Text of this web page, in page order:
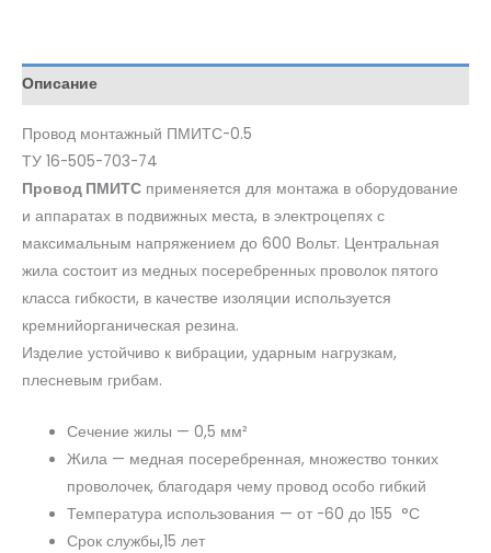
Описание
Провод монтажный ПМИТС-0.5
ТУ 16-505-703-74
Провод ПМИТС применяется для монтажа в оборудование
и аппаратах в подвижных места, в электроцепях с
максимальным напряжением до 600 Вольт. Центральная
жила состоит из медных посеребренных проволок пятого
класса гибкости, в качестве изоляции используется
кремнийорганическая резина.
Изделие устойчиво к вибрации, ударным нагрузкам,
плесневым грибам.
Сечение жилы — 0,5 мм²
Жила — медная посеребренная, множество тонких
проволочек, благодаря чему провод особо гибкий
Температура использования — от -60 до 155 °С
Срок службы,15 лет